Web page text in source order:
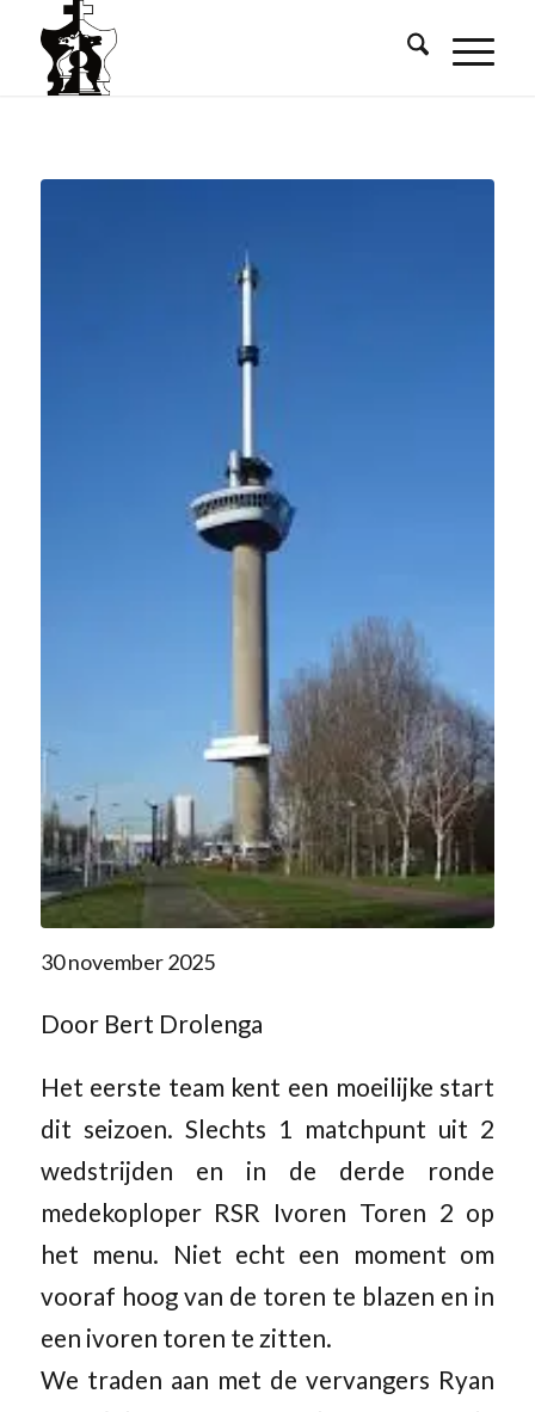
30 november 2025
Door Bert Drolenga
Het eerste team kent een moeilijke start
dit seizoen. Slechts 1 matchpunt uit 2
wedstrijden en in de derde ronde
medekoploper RSR Ivoren Toren 2 op
het menu. Niet echt een moment om
vooraf hoog van de toren te blazen en in
een ivoren toren te zitten.
We traden aan met de vervangers Ryan